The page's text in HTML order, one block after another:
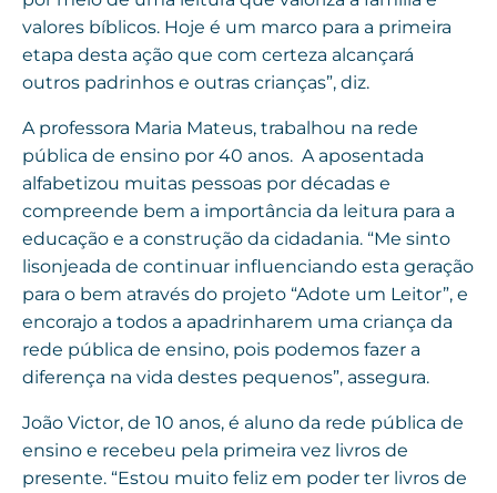
valores bíblicos. Hoje é um marco para a primeira
etapa desta ação que com certeza alcançará
outros padrinhos e outras crianças”, diz.
A professora Maria Mateus, trabalhou na rede
pública de ensino por 40 anos. A aposentada
alfabetizou muitas pessoas por décadas e
compreende bem a importância da leitura para a
educação e a construção da cidadania. “Me sinto
lisonjeada de continuar influenciando esta geração
para o bem através do projeto “Adote um Leitor”, e
encorajo a todos a apadrinharem uma criança da
rede pública de ensino, pois podemos fazer a
diferença na vida destes pequenos”, assegura.
João Victor, de 10 anos, é aluno da rede pública de
ensino e recebeu pela primeira vez livros de
presente. “Estou muito feliz em poder ter livros de